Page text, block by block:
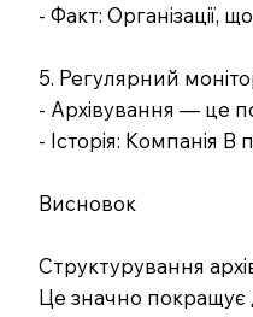
- Факт: Організації,
5. Регулярний
- Архівування — це
- Історія: Компанія
Висновок
Структурування
Це значно покращує